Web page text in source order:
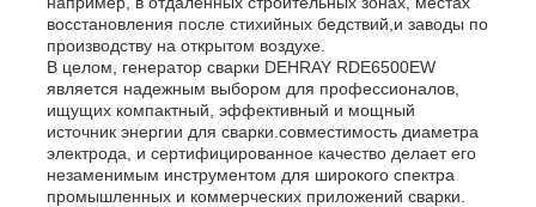
восстановления после стихийных бедствий,и заводы по
производству на открытом воздухе.
В целом, генератор сварки DEHRAY RDE6500EW
является надежным выбором для профессионалов,
ищущих компактный, эффективный и мощный
источник энергии для сварки.совместимость диаметра
электрода, и сертифицированное качество делает его
незаменимым инструментом для широкого спектра
промышленных и коммерческих приложений сварки.